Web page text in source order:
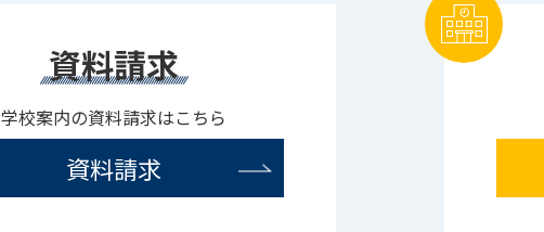
資料請求
学校案内の資料請求はこちら
資料請求